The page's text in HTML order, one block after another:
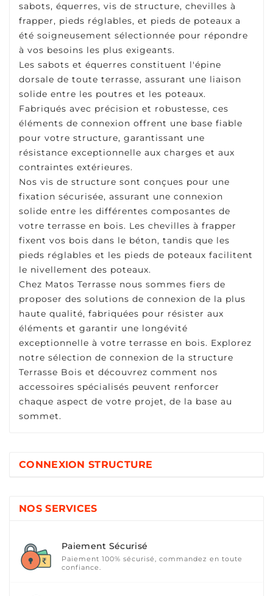
sabots, équerres, vis de structure, chevilles à
frapper, pieds réglables, et pieds de poteaux a
été soigneusement sélectionnée pour répondre
à vos besoins les plus exigeants.
Les sabots et équerres constituent l'épine
dorsale de toute terrasse, assurant une liaison
solide entre les poutres et les poteaux.
Fabriqués avec précision et robustesse, ces
éléments de connexion offrent une base fiable
pour votre structure, garantissant une
résistance exceptionnelle aux charges et aux
contraintes extérieures.
Nos vis de structure sont conçues pour une
fixation sécurisée, assurant une connexion
solide entre les différentes composantes de
votre terrasse en bois. Les chevilles à frapper
fixent vos bois dans le béton, tandis que les
pieds réglables et les pieds de poteaux facilitent
le nivellement des poteaux.
Chez Matos Terrasse nous sommes fiers de
proposer des solutions de connexion de la plus
haute qualité, fabriquées pour résister aux
éléments et garantir une longévité
exceptionnelle à votre terrasse en bois. Explorez
notre sélection de connexion de la structure
Terrasse Bois et découvrez comment nos
accessoires spécialisés peuvent renforcer
chaque aspect de votre projet, de la base au
sommet.
CONNEXION STRUCTURE
NOS SERVICES
Paiement Sécurisé
Paiement 100% sécurisé, commandez en toute
confiance.